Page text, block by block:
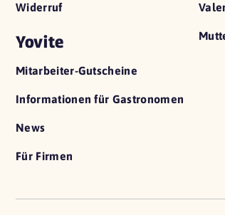
Widerruf
Yovite
Mitarbeiter-Gutscheine
Informationen für Gastronomen
News
Für Firmen